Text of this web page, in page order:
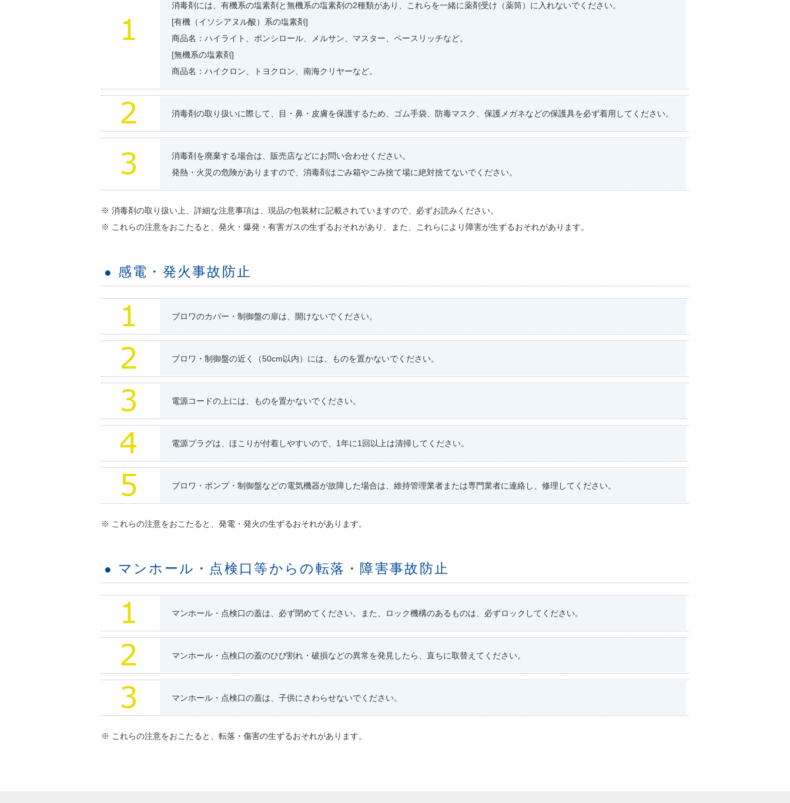
消毒剤には、有機系の塩素剤と無機系の塩素剤の2種類があり、これらを一緒に薬剤受け（薬筒）に入れないでください。
[有機（イソシアヌル酸）系の塩素剤]
商品名：ハイライト、ポンシロール、メルサン、マスター、ペースリッチなど。
[無機系の塩素剤]
商品名：ハイクロン、トヨクロン、南海クリヤーなど。
消毒剤の取り扱いに際して、目・鼻・皮膚を保護するため、ゴム手袋、防毒マスク、保護メガネなどの保護具を必ず着用してください。
消毒剤を廃棄する場合は、販売店などにお問い合わせください。
発熱・火災の危険がありますので、消毒剤はごみ箱やごみ捨て場に絶対捨てないでください。
※ 消毒剤の取り扱い上、詳細な注意事項は、現品の包装材に記載されていますので、必ずお読みください。
※ これらの注意をおこたると、発火・爆発・有害ガスの生ずるおそれがあり、また、これらにより障害が生ずるおそれがあります。
● 感電・発火事故防止
ブロワのカバー・制御盤の扉は、開けないでください。
ブロワ・制御盤の近く（50cm以内）には、ものを置かないでください。
電源コードの上には、ものを置かないでください。
電源プラグは、ほこりが付着しやすいので、1年に1回以上は清掃してください。
ブロワ・ポンプ・制御盤などの電気機器が故障した場合は、維持管理業者または専門業者に連絡し、修理してください。
※ これらの注意をおこたると、発電・発火の生ずるおそれがあります。
● マンホール・点検口等からの転落・障害事故防止
マンホール・点検口の蓋は、必ず閉めてください。また、ロック機構のあるものは、必ずロックしてください。
マンホール・点検口の蓋のひび割れ・破損などの異常を発見したら、直ちに取替えてください。
マンホール・点検口の蓋は、子供にさわらせないでください。
※ これらの注意をおこたると、転落・傷害の生ずるおそれがあります。